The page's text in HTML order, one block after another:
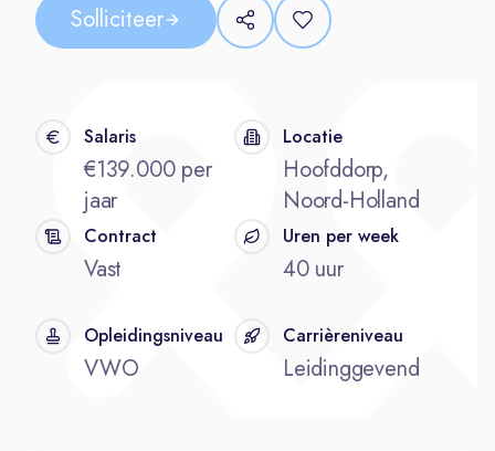
Solliciteer
Salaris
€139.000 per
jaar
Locatie
Hoofddorp,
Noord-Holland
Contract
Vast
Uren per week
40 uur
Opleidingsniveau
VWO
Carrièreniveau
Leidinggevend